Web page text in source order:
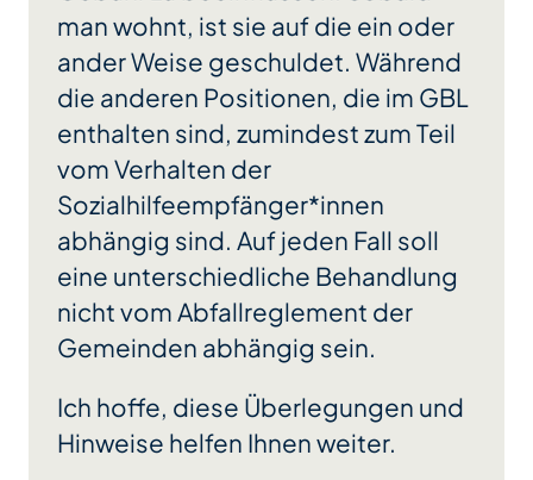
man wohnt, ist sie auf die ein oder
ander Weise geschuldet. Während
die anderen Positionen, die im GBL
enthalten sind, zumindest zum Teil
vom Verhalten der
Sozialhilfeempfänger*innen
abhängig sind. Auf jeden Fall soll
eine unterschiedliche Behandlung
nicht vom Abfallreglement der
Gemeinden abhängig sein.
Ich hoffe, diese Überlegungen und
Hinweise helfen Ihnen weiter.